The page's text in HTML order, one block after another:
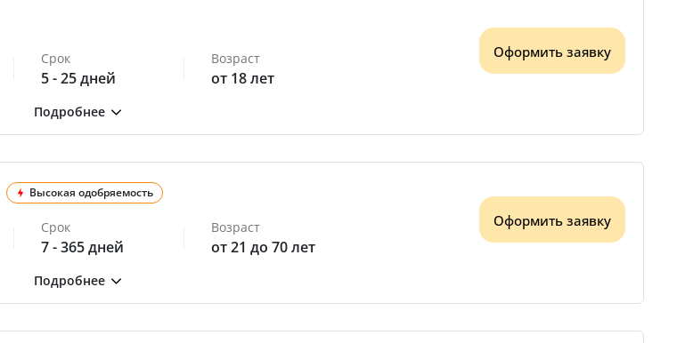
Срок
5 - 25 дней
Возраст
от 18 лет
Оформить заявку
Высокая одобряемость
Срок
7 - 365 дней
Возраст
от 21 до 70 лет
Оформить заявку